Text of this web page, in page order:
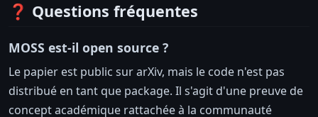
❓ Questions fréquentes
MOSS est-il open source ?
Le papier est public sur arXiv, mais le code n'est pas
distribué en tant que package. Il s'agit d'une preuve de
concept académique rattachée à la communauté